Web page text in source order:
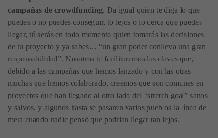
campañas de crowdfunding. Da igual quien te diga lo que
puedes o no puedes conseguir, lo lejos o lo cerca que puedes
llegar, tú serás en todo momento quien tomarás las decisiones
de tu proyecto y ya sabes… “un gran poder conlleva una gran
responsabilidad”. Nosotros te facilitaremos las claves que,
debido a las campañas que hemos lanzado y con las otras
muchas que hemos colaborado, creemos que son comunes en
proyectos que han llegado al otro lado del “stretch goal” sanos
y salvos, y algunos hasta se pasaron varios pueblos la línea de
meta cuando nadie pensó que podrían llegar tan lejos.